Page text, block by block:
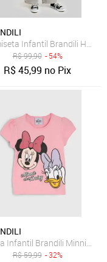
Infantil Brandili Hello
R$99,90 - 54%
R$45,99 no Pix
Aranha Azul Marinho
Infantil Brandili Minnie e
R$59,99 - 32%